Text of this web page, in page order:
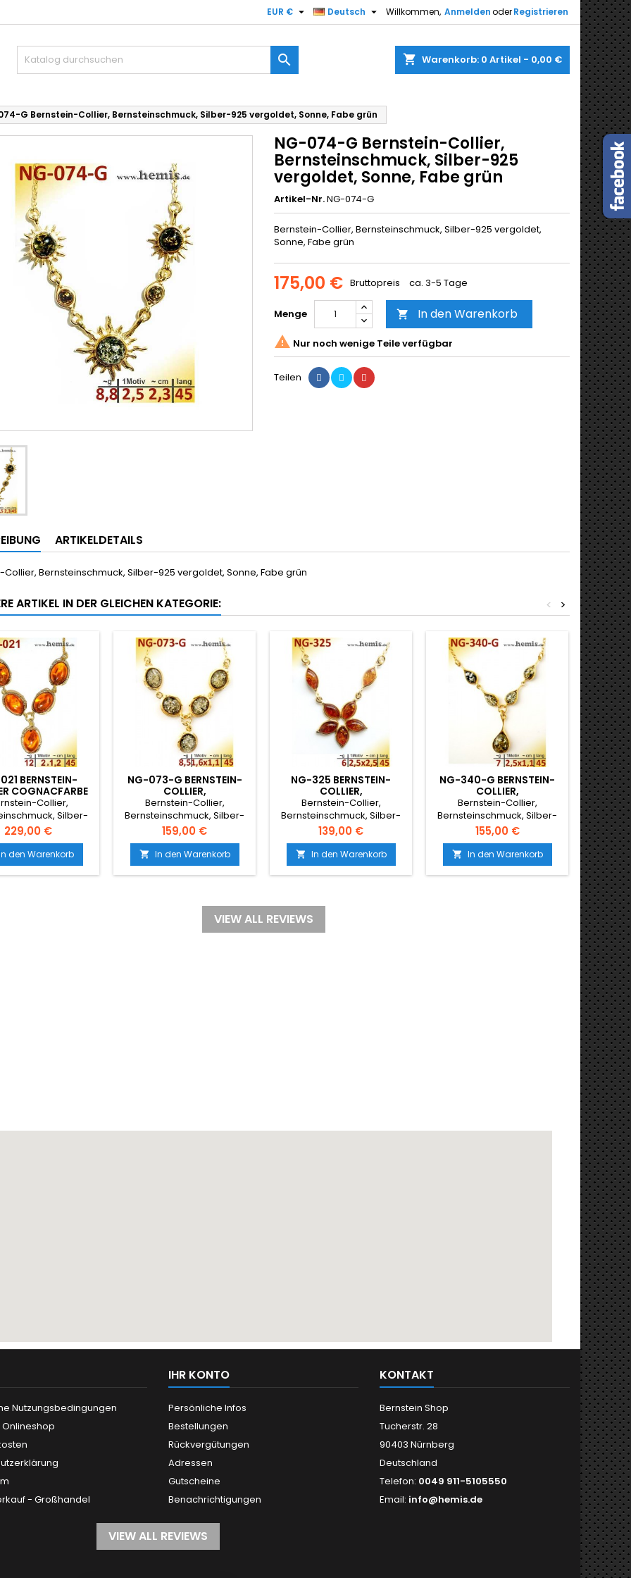
Willkommen, AnmeldenoderRegistrieren
Deutsch 
EUR € 
shopping_cart Warenkorb: 0 Artikel - 0,00 €

G Bernstein-Collier, Bernsteinschmuck, Silber-925 vergoldet, Sonne, Fabe grün
NG-074-G Bernstein-Collier,
Bernsteinschmuck, Silber-925
vergoldet, Sonne, Fabe grün
Artikel-Nr.NG-074-G
Bernstein-Collier, Bernsteinschmuck, Silber-925 vergoldet,
Sonne, Fabe grün
175,00 € Bruttopreis ca. 3-5 Tage
Menge  In den Warenkorb
 Nur noch wenige Teile verfügbar
Teilen
ARTIKELDETAILS
Collier, Bernsteinschmuck, Silber-925 vergoldet, Sonne, Fabe grün
ARTIKEL IN DER GLEICHEN KATEGORIE: >
<
BERNSTEIN-
COGNACFARBE
925 VERGOLDET
Collier,
Silber-
925 vergoldet,
Preis
229,00 €
den Warenkorb
NG-073-G BERNSTEIN-
COLLIER,
BERNSTEINSCHMUCK,
SILBER-925 VERGOLDET,
FARBE GRÜN
Bernstein-Collier,
Bernsteinschmuck, Silber-
925 vergoldet, Farbe grün
Preis
159,00 €
 In den Warenkorb
NG-325 BERNSTEIN-
COLLIER,
BERNSTEINSCHMUCK,
SILBER-925 VERGOLDET,
BLUMME, FABE COGNAC
Bernstein-Collier,
Bernsteinschmuck, Silber-
925 vergoldet, Blumme,
Fabe cognac
Preis
139,00 €
 In den Warenkorb
NG-340-G BERNSTEIN-
COLLIER,
BERNSTEINSCHMUCK,
SILBER-925 VERGOLDET,
FARBE GRÜN, TROPFEN
Bernstein-Collier,
Bernsteinschmuck, Silber-
925 vergoldet, Farbe grün,
Tropfen
Preis
155,00 €
 In den Warenkorb
NG-
FARBE
925

VIEW ALL REVIEWS
Nutzungsbedingungen
- Großhandel
IHR KONTO
Persönliche Infos
Bestellungen
Rückvergütungen
Adressen
Gutscheine
Benachrichtigungen
KONTAKT
Bernstein Shop
Tucherstr. 28
90403 Nürnberg
Deutschland
Telefon: 0049 911-5105550
Email: info@hemis.de
VIEW ALL REVIEWS